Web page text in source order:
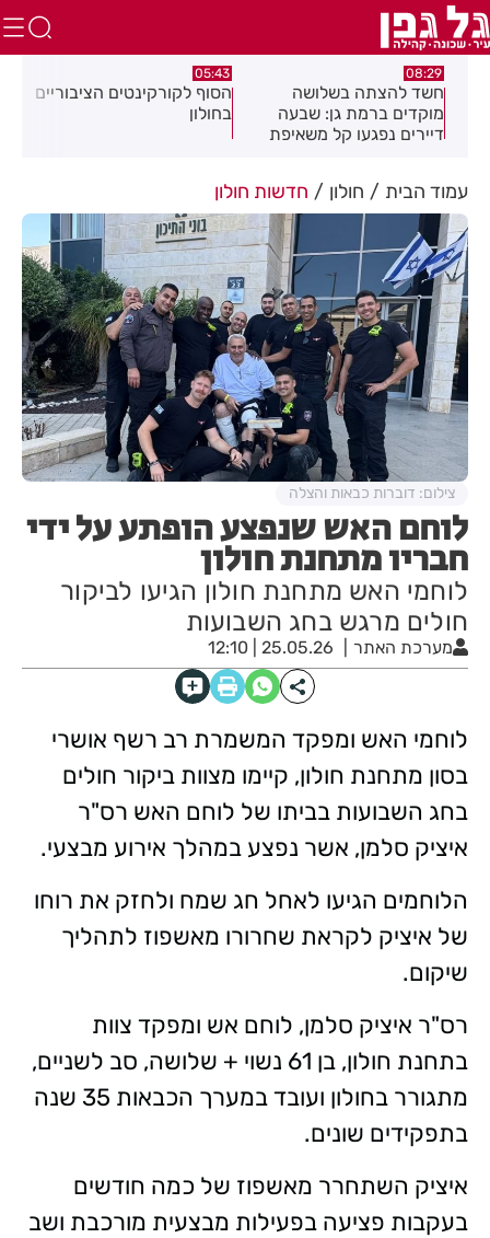
בשלושה
גן: שבעה
קל משאיפת
הסוף לקורקינטים הציבוריים
בחולון
בשורה ענקית לבעלי
עמוד הבית חולון חדשות חולון
לוחם האש שנפצע הופתע על ידי
חבריו מתחנת חולון
לוחמי האש מתחנת חולון הגיעו לביקור
חולים מרגש בחג השבועות
מערכת האתר 25.05.26 | 12:10
צילום: דוברות כבאות והצלה
לוחמי האש ומפקד המשמרת רב רשף אושרי
בסון מתחנת חולון, קיימו מצוות ביקור חולים
בחג השבועות בביתו של לוחם האש רס"ר
איציק סלמן, אשר נפצע במהלך אירוע מבצעי.
הלוחמים הגיעו לאחל חג שמח ולחזק את רוחו
של איציק לקראת שחרורו מאשפוז לתהליך
שיקום.
​רס"ר איציק סלמן, לוחם אש ומפקד צוות
בתחנת חולון, בן 61 נשוי + שלושה, סב לשניים,
מתגורר בחולון ועובד במערך הכבאות 35 שנה
בתפקידים שונים.
איציק השתחרר מאשפוז של כמה חודשים
בעקבות פציעה בפעילות מבצעית מורכבת ושב